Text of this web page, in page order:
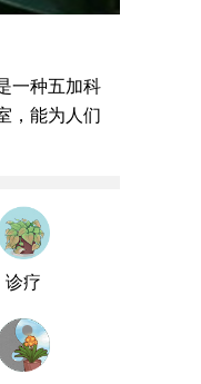
一种五加科
，能为人们
诊疗